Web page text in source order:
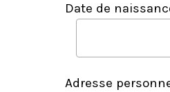
Date de
Adresse